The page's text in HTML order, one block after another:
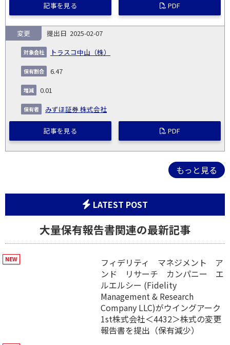
記事を見る PDF
2025-02-07
トラスコ中山（株）
変更
6.47
0.01
みずほ証券 株式会社
記事を見る PDF
もっと見る
LATEST POST
大量保有報告書関連の最新記事
フィデリティ マネジメント ア
ンド リサーチ カンパニー エ
ルエルシー (Fidelity
Management & Research
Company LLC)がウイングアーク
1st株式会社＜4432＞株式の変更
報告書を提出（保有減少）